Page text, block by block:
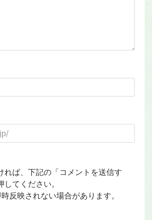
れば、下記の「コメントを送信す
てください。
反映されない場合があります。